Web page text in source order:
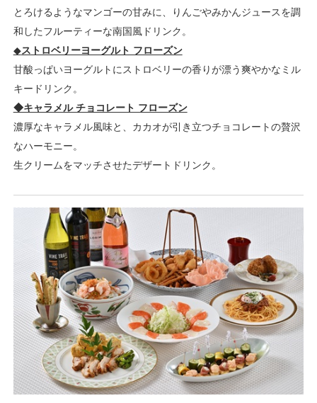
とろけるようなマンゴーの甘みに、りんごやみかんジュースを調
和したフルーティーな南国風ドリンク。
◆ストロベリーヨーグルト フローズン
甘酸っぱいヨーグルトにストロベリーの香りが漂う爽やかなミル
キードリンク。
◆キャラメル チョコレート フローズン
濃厚なキャラメル風味と、カカオが引き立つチョコレートの贅沢
なハーモニー。
生クリームをマッチさせたデザートドリンク。